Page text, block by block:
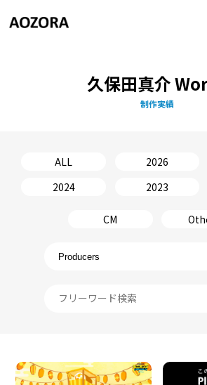
久保田真介
制作実績
ALL 2026
2024
2023
CM